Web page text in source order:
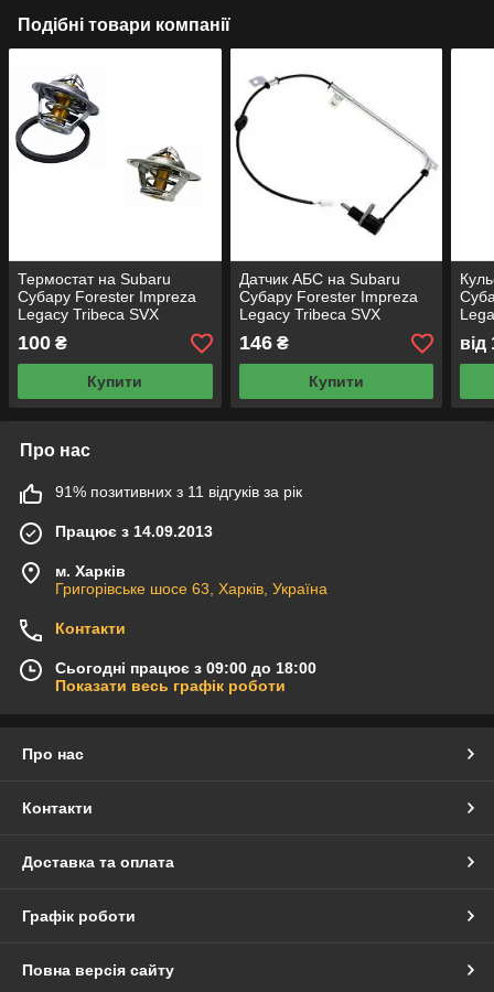
Подібні товари компанії
Термостат на Subaru
Субару Forester Impreza
Legacy Tribeca SVX
Outback
100 ₴
Купити
Датчик АБС на Subaru
Субару Forester Impreza
Legacy Tribeca SVX
Outback
146₴
Купити
від
Про нас
91% позитивних з 11 відгуків за рік
Працює з 14.09.2013
м. Харків
Григорівське шосе 63, Харків, Україна
Контакти
Сьогодні працює з 09:00 до 18:00
Показати весь графік роботи
Про нас
Контакти
Доставка та оплата
Графік роботи
Повна версія сайту